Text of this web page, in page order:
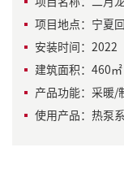
项目地点：宁夏
安装时间：2022
建筑面积：460㎡
产品功能：采暖/
使用产品：热泵